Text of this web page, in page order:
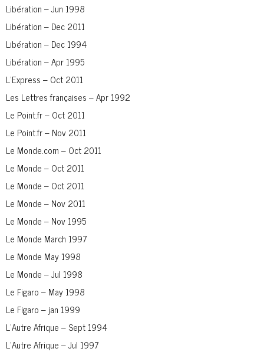
Libération – Jun 1998
Libération – Dec 2011
Libération – Dec 1994
Libération – Apr 1995
L’Express – Oct 2011
Les Lettres françaises – Apr 1992
Le Point.fr – Oct 2011
Le Point.fr – Nov 2011
Le Monde.com – Oct 2011
Le Monde – Oct 2011
Le Monde – Oct 2011
Le Monde – Nov 2011
Le Monde – Nov 1995
Le Monde March 1997
Le Monde May 1998
Le Monde – Jul 1998
Le Figaro – May 1998
Le Figaro – jan 1999
L’Autre Afrique – Sept 1994
L’Autre Afrique – Jul 1997